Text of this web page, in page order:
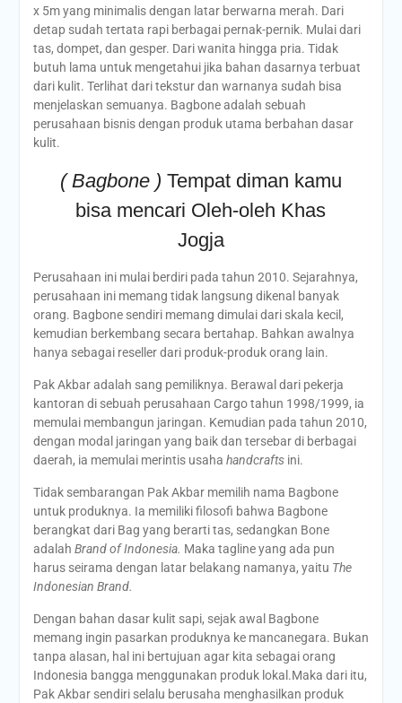
x 5m yang minimalis dengan latar berwarna merah. Dari
detap sudah tertata rapi berbagai pernak-pernik. Mulai dari
tas, dompet, dan gesper. Dari wanita hingga pria. Tidak
butuh lama untuk mengetahui jika bahan dasarnya terbuat
dari kulit. Terlihat dari tekstur dan warnanya sudah bisa
menjelaskan semuanya. Bagbone adalah sebuah
perusahaan bisnis dengan produk utama berbahan dasar
kulit.
( Bagbone ) Tempat diman kamu
bisa mencari Oleh-oleh Khas
Jogja
Perusahaan ini mulai berdiri pada tahun 2010. Sejarahnya,
perusahaan ini memang tidak langsung dikenal banyak
orang. Bagbone sendiri memang dimulai dari skala kecil,
kemudian berkembang secara bertahap. Bahkan awalnya
hanya sebagai reseller dari produk-produk orang lain.
Pak Akbar adalah sang pemiliknya. Berawal dari pekerja
kantoran di sebuah perusahaan Cargo tahun 1998/1999, ia
memulai membangun jaringan. Kemudian pada tahun 2010,
dengan modal jaringan yang baik dan tersebar di berbagai
daerah, ia memulai merintis usaha handcraftsini.
Tidak sembarangan Pak Akbar memilih nama Bagbone
untuk produknya. Ia memiliki filosofi bahwa Bagbone
berangkat dari Bag yang berarti tas, sedangkan Bone
adalah Brand of Indonesia. Maka tagline yang ada pun
harus seirama dengan latar belakang namanya, yaitu The
Indonesian Brand.
Dengan bahan dasar kulit sapi, sejak awal Bagbone
memang ingin pasarkan produknya ke mancanegara. Bukan
tanpa alasan, hal ini bertujuan agar kita sebagai orang
Indonesia bangga menggunakan produk lokal.Maka dari itu,
Pak Akbar sendiri selalu berusaha menghasilkan produk